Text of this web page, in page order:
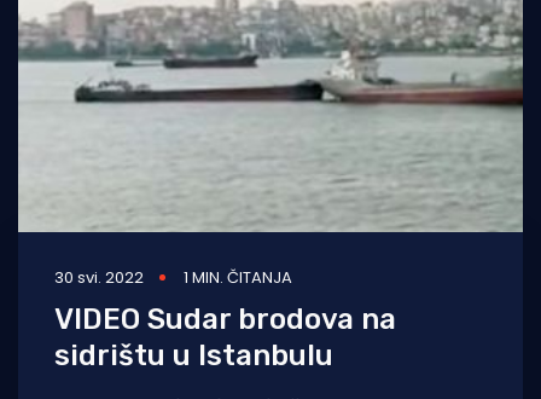
30 svi. 2022 1 MIN. ČITANJA
VIDEO Sudar brodova na
sidrištu u Istanbulu